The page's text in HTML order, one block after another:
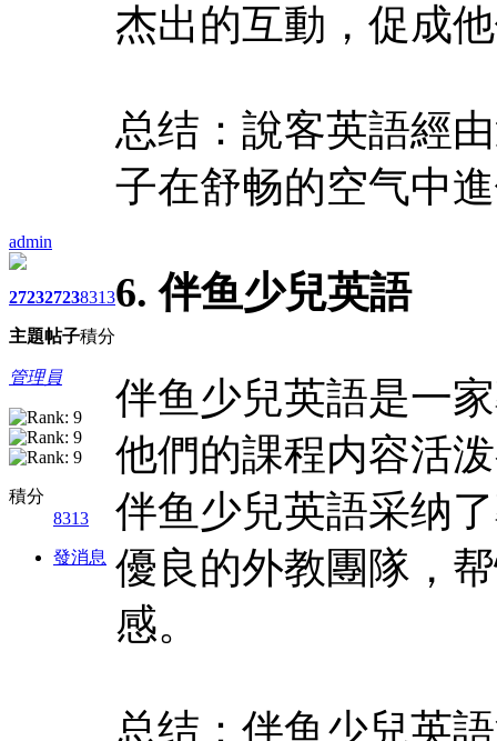
admin
2723
主題
2723
帖子
8313
積分
管理員
積分
8313
發消息
杰出的互動，促成
总结：說客英語經
子在舒畅的空气中
6. 伴鱼少兒英語
伴鱼少兒英語是一
他們的課程内容活
伴鱼少兒英語采纳
優良的外教團隊，
感。
总结：伴鱼少兒英